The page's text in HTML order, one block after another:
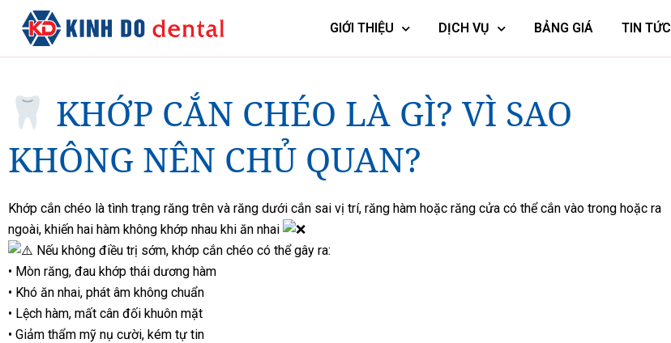
GIỚI THIỆU DỊCH VỤ BẢNG GIÁ TIN TỨC
KHỚP CẮN CHÉO LÀ GÌ? VÌ SAO
KHÔNG NÊN CHỦ QUAN?
Khớp cắn chéo là tình trạng răng trên và răng dưới cắn sai vị trí, răng hàm hoặc răng cửa có thể cắn vào trong hoặc ra
ngoài, khiến hai hàm không khớp nhau khi ăn nhai
Nếu không điều trị sớm, khớp cắn chéo có thể gây ra:
• Mòn răng, đau khớp thái dương hàm
• Khó ăn nhai, phát âm không chuẩn
• Lệch hàm, mất cân đối khuôn mặt
• Giảm thẩm mỹ nụ cười, kém tự tin